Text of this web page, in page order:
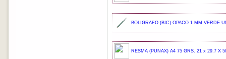
BOLIGRAFO (BIC) OPACO 1 MM VERDE
RESMA (PUNAX) A4 75 GRS. 21 x 29.7 X